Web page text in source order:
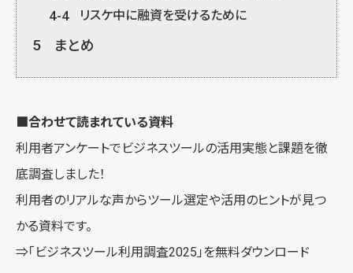
4-4 リスケ中に融資を受けるために
5 まとめ
■合わせて読まれている資料
利用者アンケートでビジネスツールの活用実態と課題を徹
底調査しました！
利用者のリアルな声からツール選定や活用のヒントが見つ
かる資料です。
⇒「ビジネスツール利用調査2025」を無料ダウンロード